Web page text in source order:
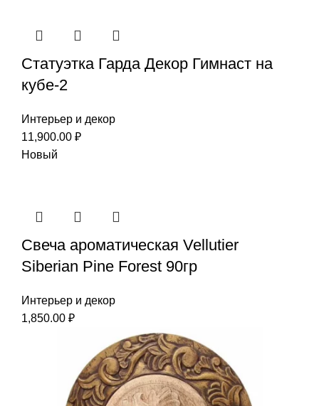
Статуэтка Гарда Декор Гимнаст на
кубе-2
Интерьер и декор
11,900.00 ₽
Новый
Свеча ароматическая Vellutier
Siberian Pine Forest 90гр
Интерьер и декор
1,850.00 ₽